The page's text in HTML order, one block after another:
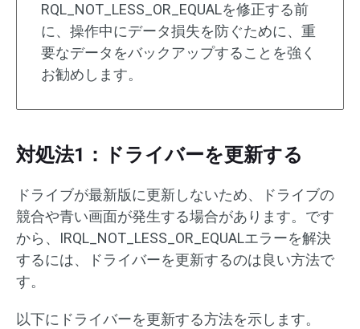
RQL_NOT_LESS_OR_EQUALを修正する前
に、操作中にデータ損失を防ぐために、重
要なデータをバックアップすることを強く
お勧めします。
対処法1：ドライバーを更新する
ドライブが最新版に更新しないため、ドライブの
競合や青い画面が発生する場合があります。です
から、IRQL_NOT_LESS_OR_EQUALエラーを解決
するには、ドライバーを更新するのは良い方法で
す。
以下にドライバーを更新する方法を示します。